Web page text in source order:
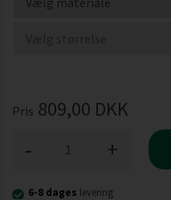
Pris 809,00 DKK
+
-
6-8 dages levering